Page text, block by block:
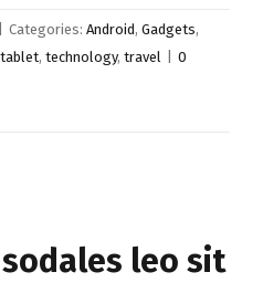
Categories: Android, Gadgets,
tablet, technology, travel
0
leo sit